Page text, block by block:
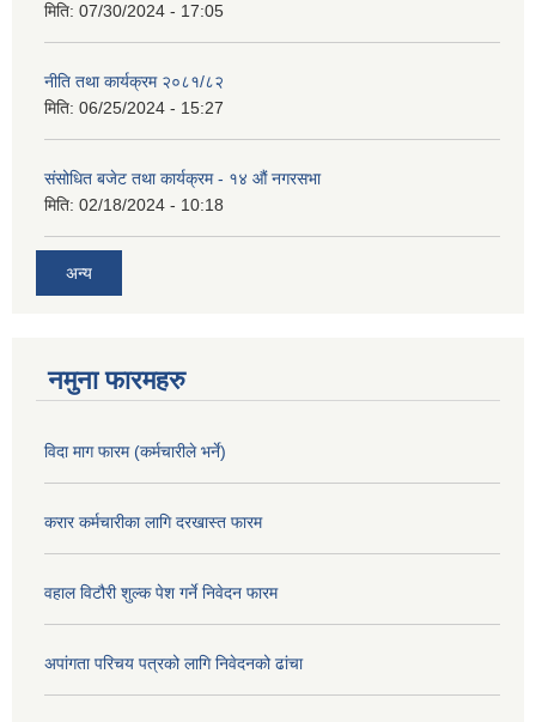
मिति: 07/30/2024 - 17:05
नीति तथा कार्यक्रम २०८१/८२
मिति: 06/25/2024 - 15:27
संसोधित बजेट तथा कार्यक्रम - १४ औं नगरसभा
मिति: 02/18/2024 - 10:18
अन्य
नमुना फारमहरु
विदा माग फारम (कर्मचारीले भर्ने)
करार कर्मचारीका लागि दरखास्त फारम
वहाल विटौरी शुल्क पेश गर्ने निवेदन फारम
अपांगता परिचय पत्रको लागि निवेदनको ढांचा